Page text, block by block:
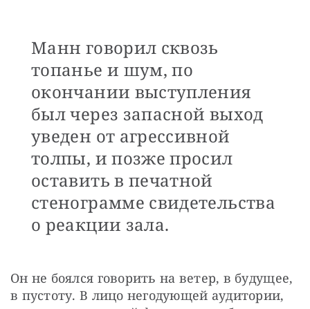
Манн говорил сквозь
топанье и шум, по
окончании выступления
был через запасной выход
уведен от агрессивной
толпы, и позже просил
оставить в печатной
стенограмме свидетельства
о реакции зала.
Он не боялся говорить на ветер, в будущее,
в пустоту. В лицо негодующей аудитории,